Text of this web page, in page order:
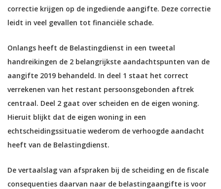
correctie krijgen op de ingediende aangifte. Deze correctie
leidt in veel gevallen tot financiële schade.
Onlangs heeft de Belastingdienst in een tweetal
handreikingen de 2 belangrijkste aandachtspunten van de
aangifte 2019 behandeld. In deel 1 staat het correct
verrekenen van het restant persoonsgebonden aftrek
centraal. Deel 2 gaat over scheiden en de eigen woning.
Hieruit blijkt dat de eigen woning in een
echtscheidingssituatie wederom de verhoogde aandacht
heeft van de Belastingdienst.
De vertaalslag van afspraken bij de scheiding en de fiscale
consequenties daarvan naar de belastingaangifte is voor